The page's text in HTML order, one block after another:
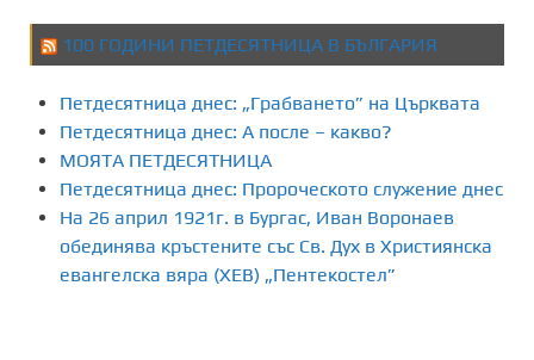
100 ГОДИНИ ПЕТДЕСЯТНИЦА В БЪЛГАРИЯ
Петдесятница днес: „Грабването” на Църквата
Петдесятница днес: А после – какво?
МОЯТА ПЕТДЕСЯТНИЦА
Петдесятница днес: Пророческото служение днес
На 26 април 1921г. в Бургас, Иван Воронаев
обединява кръстените със Св. Дух в Християнска
евангелска вяра (ХЕВ) „Пентекостел”